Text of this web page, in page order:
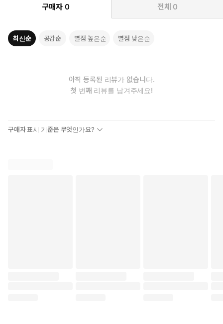
구매자 0 전체 0
최신순 공감순 별점 높은순 별점 낮은순
아직 등록된 리뷰가 없습니다.
첫 번째 리뷰를 남겨주세요!
구매자 표시 기준은 무엇인가요?